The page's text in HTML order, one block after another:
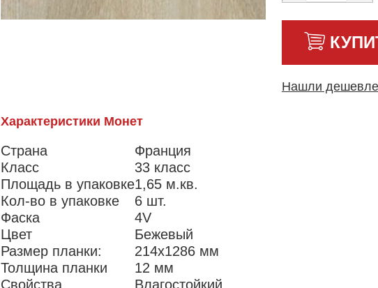
Нашли
Характеристики Монет
Страна
Франция
Класс
33 класс
Площадь в упаковке1,65 м.кв.
Кол-во в упаковке
6 шт.
Фаска
4V
Цвет
Бежевый
Размер планки:
214x1286 мм
Толщина планки
12 мм
Свойства
Влагостойкий